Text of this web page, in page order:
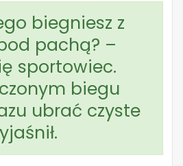
biegniesz z
pachą? –
sportowiec.
biegu
ubrać czyste